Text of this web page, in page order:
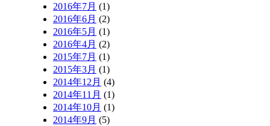
2016年7月 (1)
2016年6月 (2)
2016年5月 (1)
2016年4月 (2)
2015年7月 (1)
2015年3月 (1)
2014年12月 (4)
2014年11月 (1)
2014年10月 (1)
2014年9月 (5)